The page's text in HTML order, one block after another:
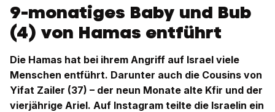
9-monatiges Baby und Bub
(4) von Hamas entführt
Die Hamas hat bei ihrem Angriff auf Israel viele
Menschen entführt. Darunter auch die Cousins von
Yifat Zailer (37) – der neun Monate alte Kfir und der
vierjährige Ariel. Auf Instagram teilte die Israelin ein